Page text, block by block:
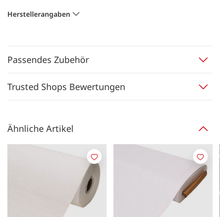
Herstellerangaben
Passendes Zubehör
Trusted Shops Bewertungen
Ähnliche Artikel
Merken